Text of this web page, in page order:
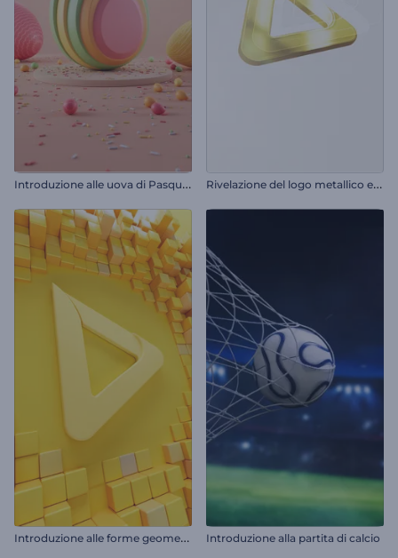
I
ntroduzione alle uova di Pasqua colorate R
ivelazione del logo metallico e pulito
I
ntroduzione alle forme geometriche pulite Introduzione alla partita di calcio